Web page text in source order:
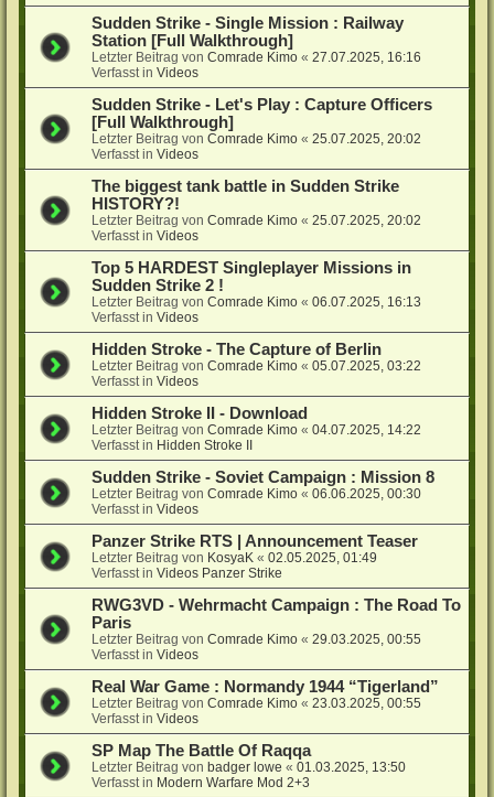
Sudden Strike - Single Mission : Railway
Station [Full Walkthrough]
Letzter Beitrag vonComrade Kimo «27.07.2025, 16:16
Verfasst inVideos
Sudden Strike - Let's Play : Capture Officers
[Full Walkthrough]
Letzter Beitrag vonComrade Kimo «25.07.2025, 20:02
Verfasst inVideos
The biggest tank battle in Sudden Strike
HISTORY?!
Letzter Beitrag vonComrade Kimo «25.07.2025, 20:02
Verfasst inVideos
Top 5 HARDEST Singleplayer Missions in
Sudden Strike 2 !
Letzter Beitrag vonComrade Kimo «06.07.2025, 16:13
Verfasst inVideos
Hidden Stroke - The Capture of Berlin
Letzter Beitrag vonComrade Kimo «05.07.2025, 03:22
Verfasst inVideos
Hidden Stroke II - Download
Letzter Beitrag vonComrade Kimo «04.07.2025, 14:22
Verfasst in Hidden Stroke II
Sudden Strike - Soviet Campaign : Mission 8
Letzter Beitrag vonComrade Kimo «06.06.2025, 00:30
Verfasst inVideos
Panzer Strike RTS | Announcement Teaser
Letzter Beitrag von KosyaK «02.05.2025, 01:49
Verfasst inVideos Panzer Strike
RWG3VD - Wehrmacht Campaign : The Road To
Paris
Letzter Beitrag vonComrade Kimo «29.03.2025, 00:55
Verfasst inVideos
Real War Game : Normandy 1944 “Tigerland”
Letzter Beitrag vonComrade Kimo «23.03.2025, 00:55
Verfasst inVideos
SP Map The Battle Of Raqqa
Letzter Beitrag vonbadger lowe «01.03.2025, 13:50
Verfasst in Modern Warfare Mod 2+3